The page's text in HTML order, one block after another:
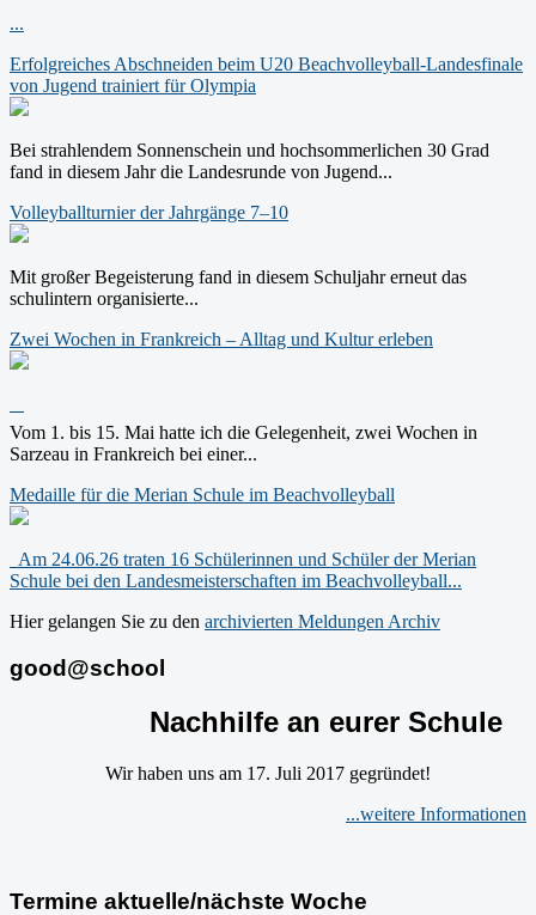
...
Erfolgreiches Abschneiden beim U20 Beachvolleyball-Landesfinale
von Jugend trainiert für Olympia
Bei strahlendem Sonnenschein und hochsommerlichen 30 Grad
fand in diesem Jahr die Landesrunde von Jugend...
Volleyballturnier der Jahrgänge 7–10
Mit großer Begeisterung fand in diesem Schuljahr erneut das
schulintern organisierte...
Zwei Wochen in Frankreich – Alltag und Kultur erleben
Vom 1. bis 15. Mai hatte ich die Gelegenheit, zwei Wochen in
Sarzeau in Frankreich bei einer...
Medaille für die Merian Schule im Beachvolleyball
Am 24.06.26 traten 16 Schülerinnen und Schüler der Merian
Schule bei den Landesmeisterschaften im Beachvolleyball...
Hier gelangen Sie zu den archivierten MeldungenArchiv
good@school
Nachhilfe an eurer Schule
Wir haben uns am 17. Juli 2017 gegründet!
...weitere Informationen
Termine aktuelle/nächste Woche